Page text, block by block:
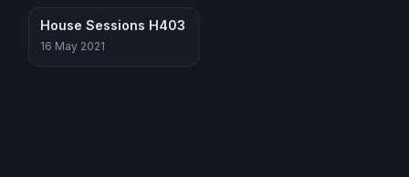
House Sessions H403
16 May 2021